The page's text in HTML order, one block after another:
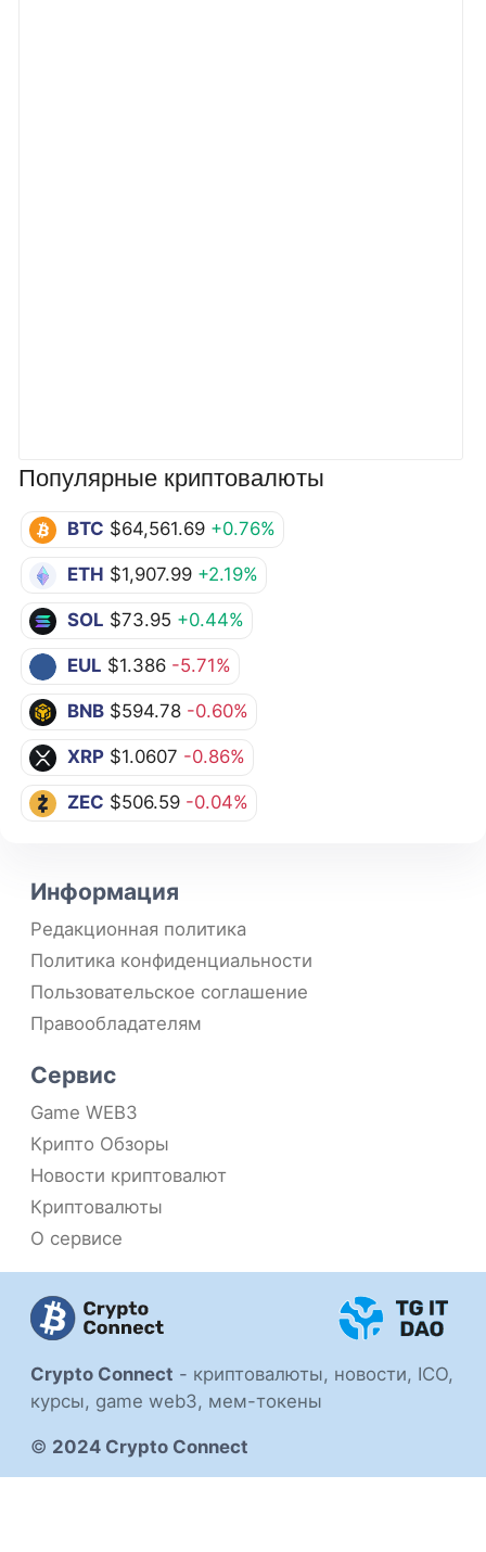
Популярные криптовалюты
BTC $64,561.69 +0.76%
ETH $1,907.99 +2.19%
SOL $73.95 +0.44%
EUL $1.386 -5.71%
BNB $594.78 -0.60%
XRP $1.0607 -0.86%
ZEC $506.59 -0.04%
Crypto Connect - криптовалюты, новости, ICO,
курсы, game web3, мем-токены
© 2024 Crypto Connect
Информация
Редакционная политика
Политика конфиденциальности
Пользовательское соглашение
Правообладателям
Сервис
Game WEB3
Крипто Обзоры
Новости криптовалют
Криптовалюты
О сервисе